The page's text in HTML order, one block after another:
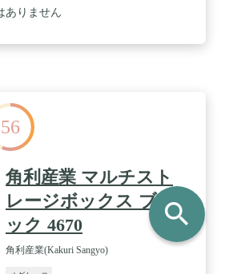
ありません
56
角利産業 マルチスト
レージボックス ブラ
ック 4670
角利産業(Kakuri Sangyo)
search